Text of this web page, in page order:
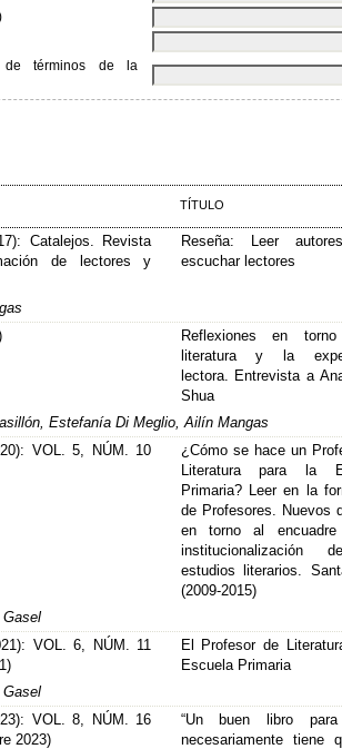
de términos de la
TÍTULO
Catalejos. Revista
de lectores y
Reseña: Leer
escuchar lectores
Reflexiones en
literatura y la
lectora. Entrevista a
Shua
Estefanía Di Meglio, Ailín Mangas
VOL. 5, NÚM. 10
¿Cómo se hace un
Literatura para la
Primaria? Leer en la
de Profesores. Nuevos
en torno al
institucionalización
estudios literarios.
(2009-2015)
Gasel
VOL. 6, NÚM. 11
El Profesor de
Escuela Primaria
Gasel
VOL. 8, NÚM. 16
2023)
“Un buen libro
necesariamente tiene